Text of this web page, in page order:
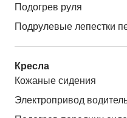
Подогрев руля
Подрулевые лепестки
Кресла
Кожаные сидения
Электропривод